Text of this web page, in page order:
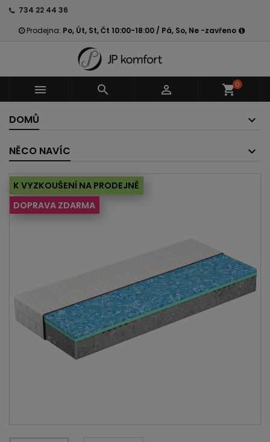
734 22 44 36
Prodejna: Po, Út, St, Čt 10:00-18:00 / Pá, So, Ne -zavřeno
   shopping_cart0
DOMŮ
NĚCO NAVÍC
K VYZKOUŠENÍ NA PRODEJNĚ
DOPRAVA ZDARMA